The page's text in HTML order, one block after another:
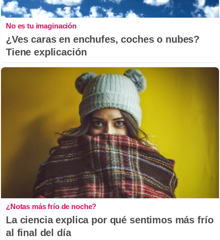
No es tu imaginación
¿Ves caras en enchufes, coches o nubes?
Tiene explicación
¿Notas más frío de noche?
La ciencia explica por qué sentimos más frío
al final del día